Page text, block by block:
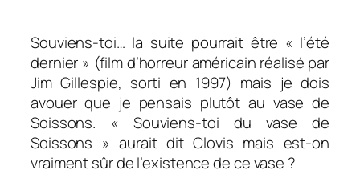
Souviens-toi… la suite pourrait être « l’été
dernier » (film d’horreur américain réalisé par
Jim Gillespie, sorti en 1997) mais je dois
avouer que je pensais plutôt au vase de
Soissons. « Souviens-toi du vase de
Soissons » aurait dit Clovis mais est-on
vraiment sûr de l’existence de ce vase ?